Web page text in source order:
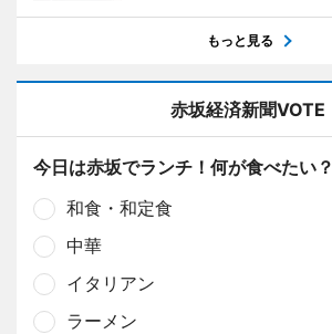
もっと見る
赤坂経済新聞VOTE
今日は赤坂でランチ！何が食べたい？
和食・和定食
中華
イタリアン
ラーメン